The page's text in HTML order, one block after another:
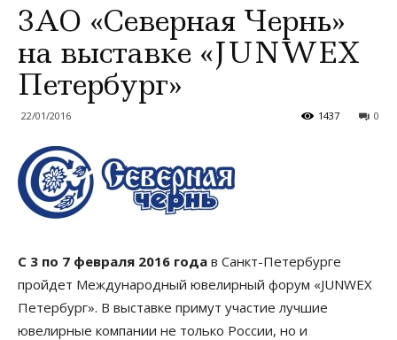
ЗАО «Северная Чернь»
на выставке «JUNWEX
Петербург»
22/01/2016 0
1437
С 3 по 7 февраля 2016 года в Санкт-Петербурге
пройдет Международный ювелирный форум «JUNWEX
Петербург». В выставке примут участие лучшие
ювелирные компании не только России, но и